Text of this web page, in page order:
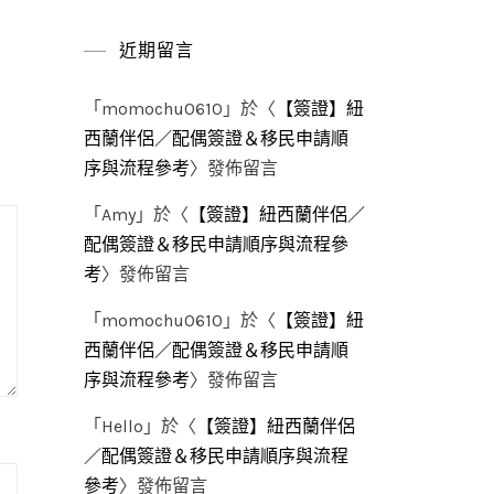
近期留言
「 momochu0610 」於〈 【簽證】紐
西蘭伴侶／配偶簽證＆移民申請順
序與流程參考〉發佈留言
「 Amy 」於〈 【簽證】紐西蘭伴侶／
配偶簽證＆移民申請順序與流程參
考〉發佈留言
「 momochu0610 」於〈 【簽證】紐
西蘭伴侶／配偶簽證＆移民申請順
序與流程參考〉發佈留言
「 Hello 」於〈 【簽證】紐西蘭伴侶
／配偶簽證＆移民申請順序與流程
參考〉發佈留言